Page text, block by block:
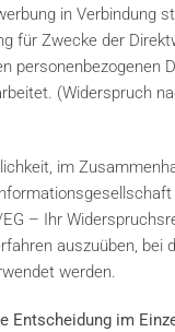
in Verbindung
für Zwecke der
personenbezogenen
(Widerspruch
im
– Ihr
auszuüben, bei
werden.
Entscheidung im